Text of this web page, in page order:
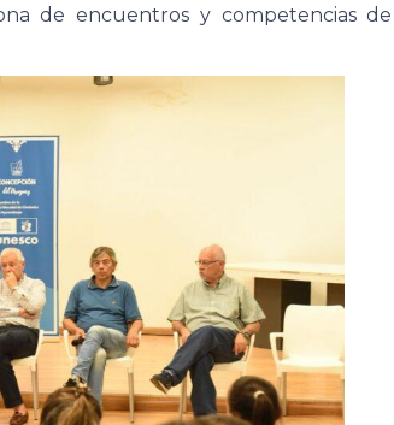
de encuentros y competencias de